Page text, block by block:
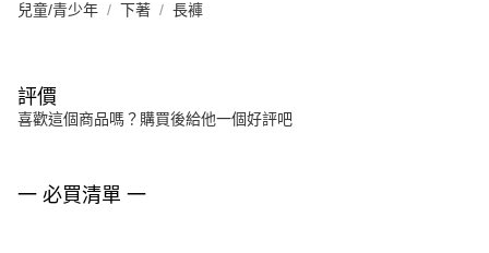
兒童/青少年 下著 長褲
評價
喜歡這個商品嗎？購買後給他一個好評吧
一 必買清單 一